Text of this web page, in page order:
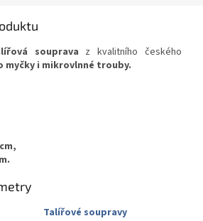
souprava z kvalitního českého
myčky i mikrovlnné trouby.
Talířové soupravy